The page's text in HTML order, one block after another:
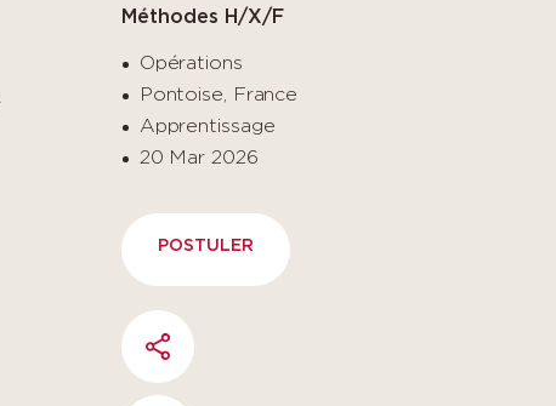
Méthodes H/X/F
Opérations
Pontoise, France
Apprentissage
20 Mar 2026
POSTULER
SHARE